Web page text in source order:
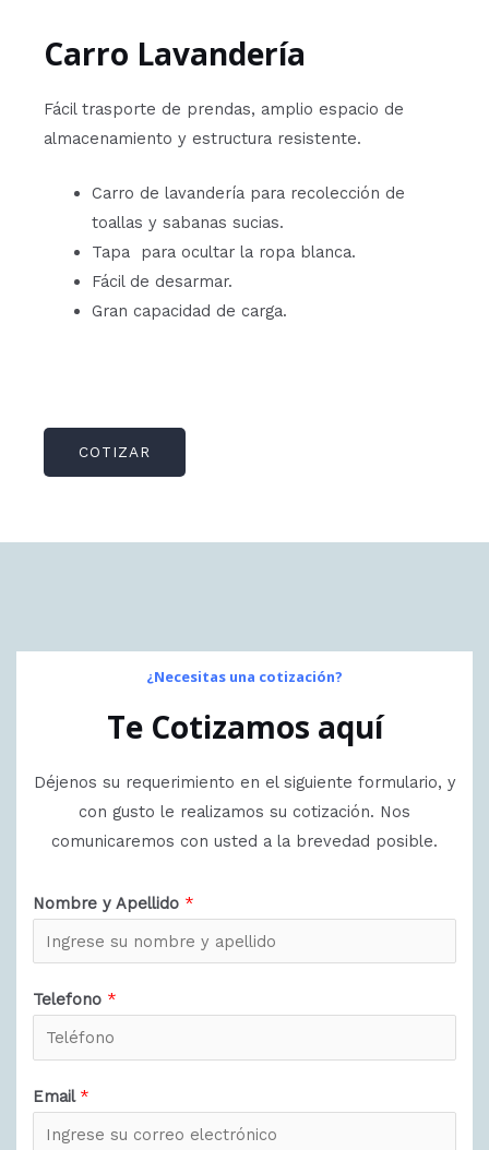
Carro Lavandería
Fácil trasporte de prendas, amplio espacio de
almacenamiento y estructura resistente.
Carro de lavandería para recolección de
toallas y sabanas sucias.
Tapa para ocultar la ropa blanca.
Fácil de desarmar.
Gran capacidad de carga.
COTIZAR
¿Necesitas una cotización?
Te Cotizamos aquí
Déjenos su requerimiento en el siguiente formulario, y
con gusto le realizamos su cotización. Nos
comunicaremos con usted a la brevedad posible.
Nombre y Apellido *
Telefono *
Email *